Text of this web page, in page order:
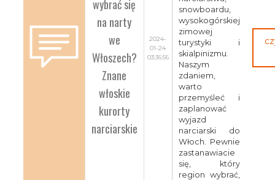
wybrać się
na narty
we
Włoszech?
Znane
włoskie
kurorty
narciarskie
2024-
01-24
03:36:56
snowboardu,
wysokogórskiej
zimowej
turystyki i
skialpinizmu.
Naszym
zdaniem,
warto
przemyśleć i
zaplanować
wyjazd
narciarski do
Włoch. Pewnie
zastanawiacie
się, który
region wybrać,